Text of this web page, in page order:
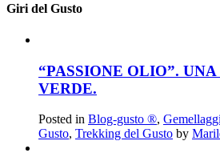
Giri del Gusto
“PASSIONE OLIO”.
VERDE.
Posted in Blog-gusto ®,
Gusto, Trekking del Gusto by